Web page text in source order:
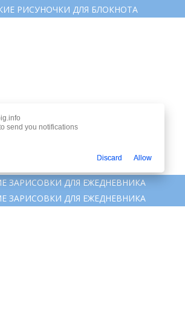
РИСУНОЧКИ ДЛЯ БЛОКНОТА
ЗАРИСОВКИ ДЛЯ ЕЖЕДНЕВНИКА
ЗАРИСОВКИ ДЛЯ ЕЖЕДНЕВНИКА
send you notifications
Discard Allow